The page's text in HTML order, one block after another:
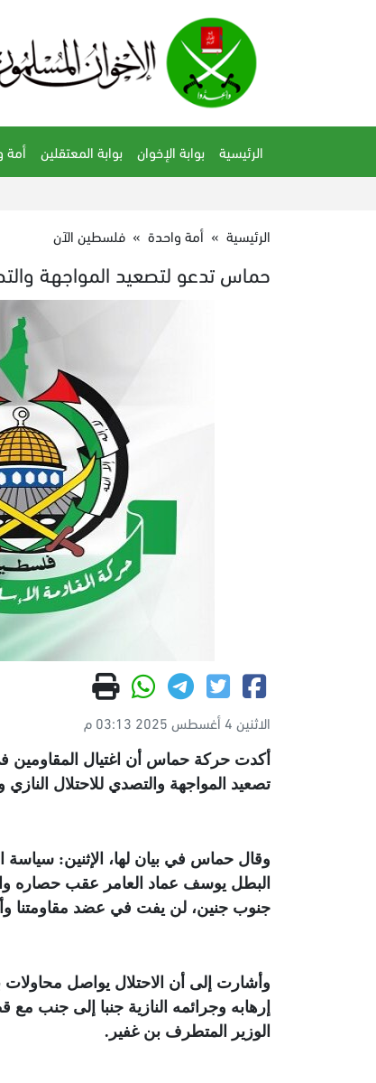
الرئيسية بوابة الإخوان بوابة المعتقلين أمة
الرئيسية » أمة واحدة » فلسطين الآن
حماس تدعو لتصعيد المواجهة
الاثنين 4 أغسطس 2025 03:13 م
أكدت حركة حماس أن اغتيال المقاومين
تصعيد المواجهة والتصدي للاحتلال
وقال حماس في بيان لها، الإثنين: سياسة
البطل يوسف عماد العامر عقب حصاره
جنوب جنين، لن يفت في عضد مقاومتنا
وأشارت إلى أن الاحتلال يواصل محاولات
إرهابه وجرائمه النازية جنبا إلى جنب
الوزير المتطرف بن غفير .